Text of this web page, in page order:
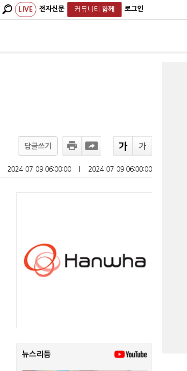
LIVE 전자신문 커뮤니티 함께 로그인
답글쓰기
2024-07-09 06:00:00 2024-07-09 06:00:00
뉴스리듬